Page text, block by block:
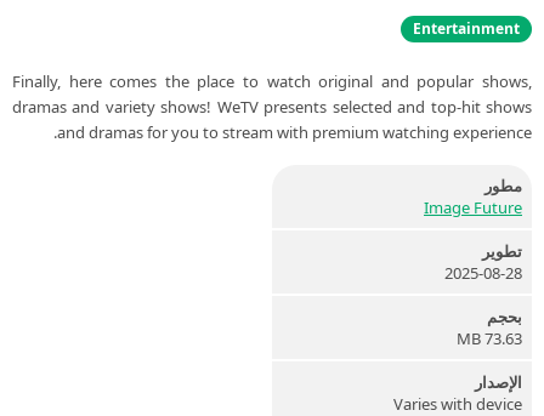
Entertainment
Finally, here comes the place to watch original and popular
dramas and variety shows! WeTV presents selected and top-hit
and dramas for you to stream with premium watching
مطور
Image Future
تطوير
2025-08-28
بحجم
73.63 MB
الإصدار
Varies with device